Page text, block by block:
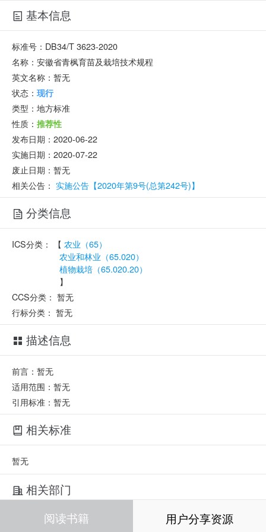
基本信息
标准号： DB34/T 3623-2020
名称： 安徽省青枫育苗及栽培技术规程
英文名称： 暂无
状态： 现行
类型： 地方标准
性质： 推荐性
发布日期： 2020-06-22
实施日期： 2020-07-22
废止日期： 暂无
相关公告： 实施公告【2020年第9号(总第242号)】
分类信息
ICS分类： 【 农业（65）
农业和林业（65.020）
植物栽培（65.020.20）
】
CCS分类： 暂无
行标分类： 暂无
描述信息
前言：暂无
适用范围：暂无
引用标准：暂无
相关标准
暂无
相关部门
阅读书籍 用户分享资源